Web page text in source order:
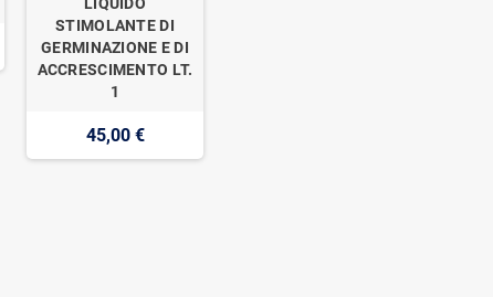
STIMOLANTE DI
GERMINAZIONE E DI
ACCRESCIMENTO LT.
1
45,00 €